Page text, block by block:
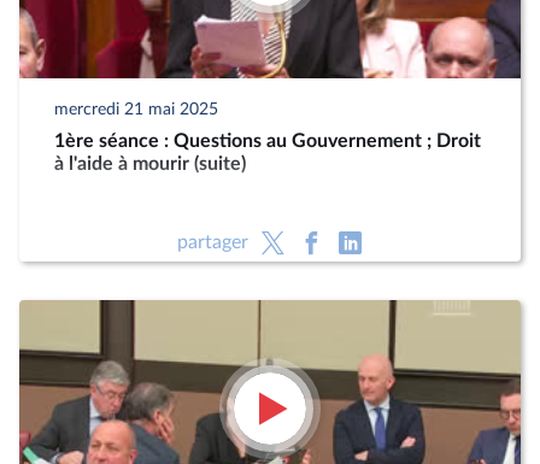
mercredi 21 mai 2025
1ère séance : Questions au Gouvernement ; Droit
à l'aide à mourir (suite)
partager